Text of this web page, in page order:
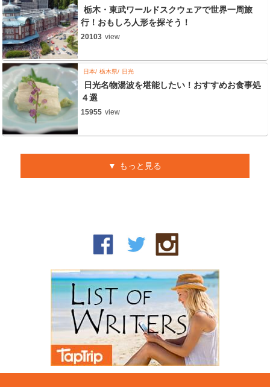
栃木・東武ワールドスクウェアで世界一周旅
行！おもしろ人形を探そう！
20103 view
日本 栃木県 日光
日光名物湯波を堪能したい！おすすめお食事処
４選
15955 view
もっと見る